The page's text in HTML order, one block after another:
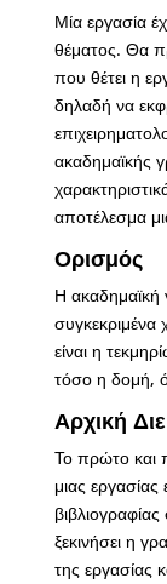
Μία εργασία
θέματος. Θα
που θέτει η
δηλαδή να
ακαδημαϊκής
αποτέλεσμα
Ορισμός
Η ακαδημαϊκή
συγκεκριμένα
είναι η
τόσο η δομή,
Αρχική
Το πρώτο και
μιας εργασίας
βιβλιογραφίας
ξεκινήσει η
της εργασίας